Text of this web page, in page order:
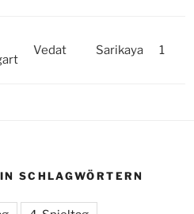
Vedat Sarikaya 1
SCHLAGWÖRTERN